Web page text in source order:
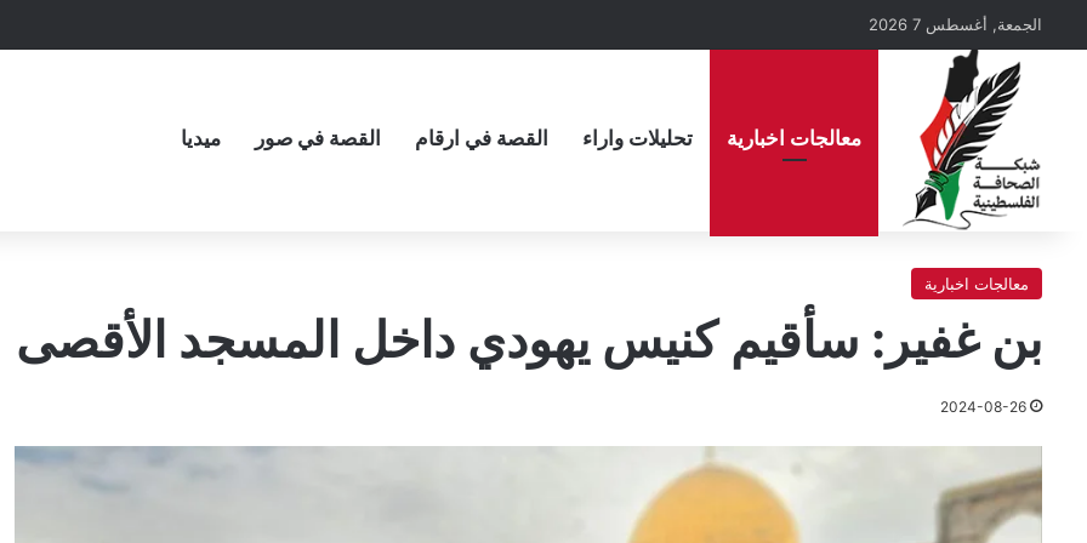
الجمعة, أغسطس 7 2026
معالجات اخبارية تحليلات واراء القصة في ارقام القصة في صور ميديا
معالجات اخبارية
بن غفير: سأقيم كنيس يهودي داخل المسجد الأقصى
2024-08-26